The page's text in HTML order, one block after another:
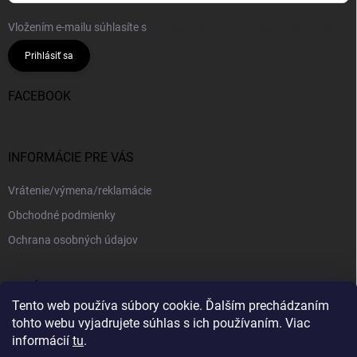
Tento web používa súbory cookie. Ďalším prechádzaním
tohto webu vyjadrujete súhlas s ich používaním. Viac
informácií tu.
Vložením e-mailu súhlasíte s
Prihlásiť sa
FACEBOOK
INFORMÁCIE PRE VÁS
Vrátenie/výmena/reklamácie
Obchodné podmienky
Ochrana osobných údajov